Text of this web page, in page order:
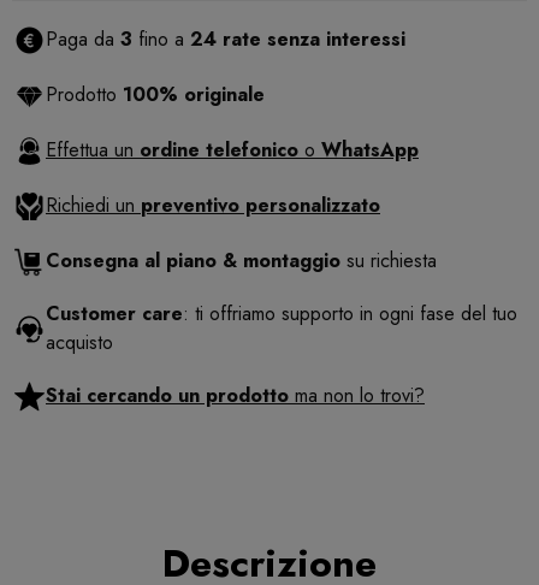
Paga da 3 fino a 24 rate senza interessi
Prodotto 100% originale
Effettua un ordine telefonico o WhatsApp
Richiedi un preventivo personalizzato
Consegna al piano & montaggio su richiesta
Customer care: ti offriamo supporto in ogni fase del tuo
acquisto
Stai cercando un prodotto ma non lo trovi?
Descrizione